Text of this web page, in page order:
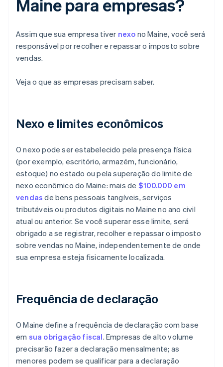
Maine para empresas?
Assim que sua empresa tiver nexo no Maine, você será
responsável por recolher e repassar o imposto sobre
vendas.
Veja o que as empresas precisam saber.
Nexo e limites econômicos
O nexo pode ser estabelecido pela presença física
(por exemplo, escritório, armazém, funcionário,
estoque) no estado ou pela superação do limite de
nexo econômico do Maine: mais de $100.000 em
vendas de bens pessoais tangíveis, serviços
tributáveis ou produtos digitais no Maine no ano civil
atual ou anterior. Se você superar esse limite, será
obrigado a se registrar, recolher e repassar o imposto
sobre vendas no Maine, independentemente de onde
sua empresa esteja fisicamente localizada.
Frequência de declaração
O Maine define a frequência de declaração com base
em sua obrigação fiscal. Empresas de alto volume
precisarão fazer a declaração mensalmente; as
menores podem se qualificar para a declaração